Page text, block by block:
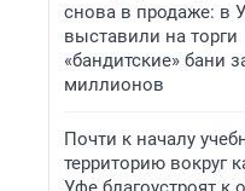
снова в продаже: в
выставили на торги
«бандитские» бани
миллионов
Почти к началу
территорию вокруг